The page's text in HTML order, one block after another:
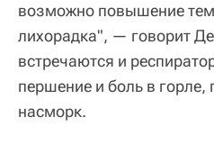
возможно повышение
лихорадка", — говорит
встречаются и
першение и боль в
насморк.